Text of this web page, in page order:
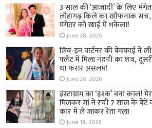
3 साल की ‘आजादी’ के लिए
लोहागढ़ किले का खौफनाक सच,
मंगेतर को खाई में धकेला!
June 28, 2026
लिव-इन पार्टनर की बेवफाई ने
फ्लैट में मिला नंदनी का शव,
था फरार असलम!
June 26, 2026
इंस्टाग्राम का ‘इश्क’ बना काल!
मिलकर मां ने रची 7 साल के बेटे
कार में ले जाकर रेता गला
June 18, 2026